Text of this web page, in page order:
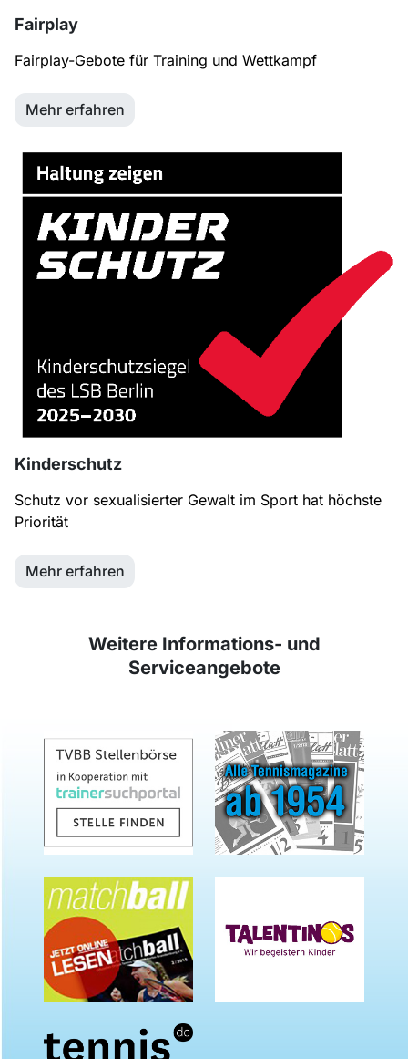
Fairplay
Fairplay-Gebote für Training und Wettkampf
Mehr erfahren
Kinderschutz
Schutz vor sexualisierter Gewalt im Sport hat höchste
Priorität
Mehr erfahren
Weitere Informations- und
Serviceangebote